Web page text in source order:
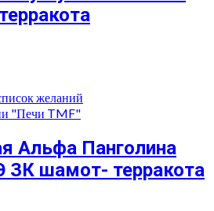
желаний
"Печи TMF"
Альфа Панголина
ЗК шамот- терракота